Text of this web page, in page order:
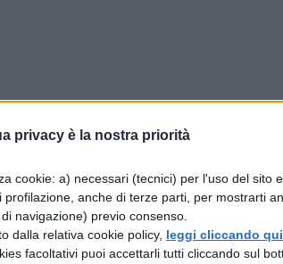
privacy è la nostra priorità
cookie: a) necessari (tecnici) per l'uso del sito
profilazione, anche di terze parti, per mostrarti
navigazione) previo consenso.
dalla relativa cookie policy, leggi cliccando qui
facoltativi puoi accettarli tutti cliccando sul